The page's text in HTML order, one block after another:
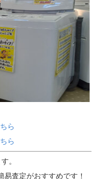
ら
ら
。
査定がおすすめです！